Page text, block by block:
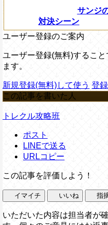
サンジ
対決シーン
ユーザー登録のご案内
ユーザー登録(無料)するこ
ます。
新規登録(無料)して使う 登
この記事を書いた人
トレクル攻略班
ポスト
LINEで送る
URLコピー
この記事を評価しよう！
イマイチ いいね 指
いただいた内容は担当者が